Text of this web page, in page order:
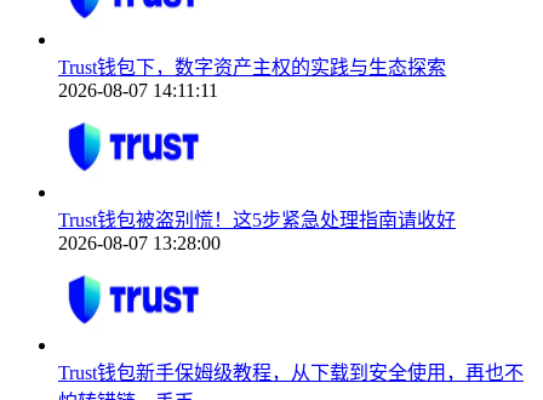
Trust钱包下，数字资产主权的实践与生态探索
2026-08-07 14:11:11
Trust钱包被盗别慌！这5步紧急处理指南请收好
2026-08-07 13:28:00
Trust钱包新手保姆级教程，从下载到安全使用，再也不